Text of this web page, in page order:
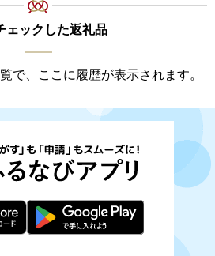
ェックした返礼品
で、ここに履歴が表示されます。